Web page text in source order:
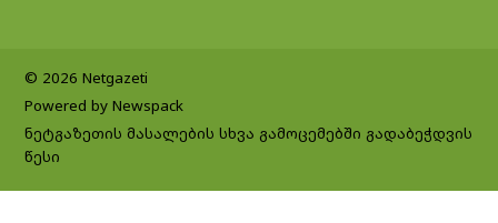
© 2026 Netgazeti
Powered by Newspack
ნეტგაზეთის მასალების სხვა გამოცემებში გადაბეჭდვის
წესი